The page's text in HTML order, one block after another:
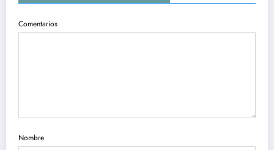
Comentarios
Nombre